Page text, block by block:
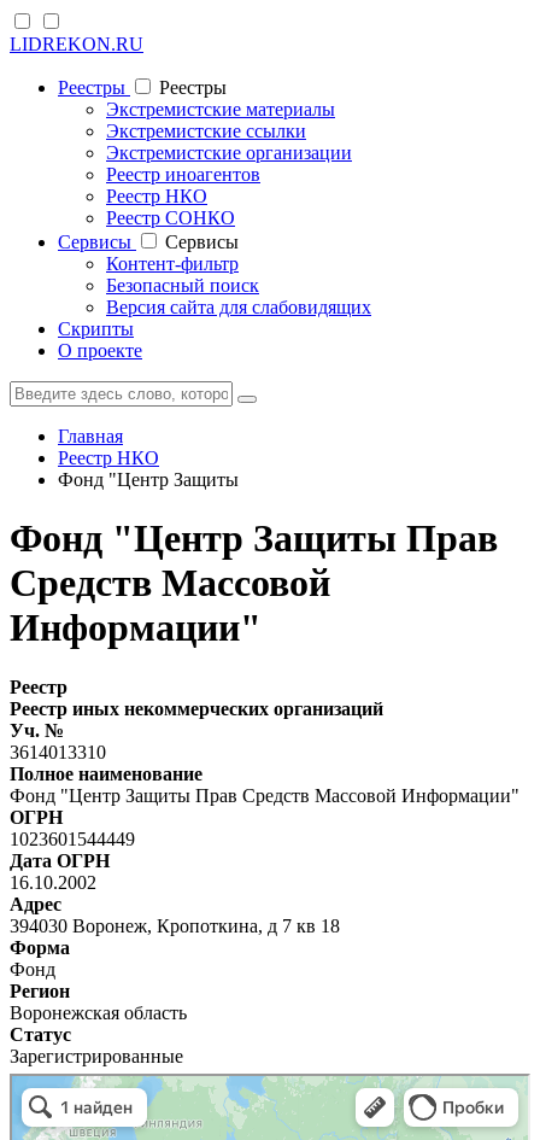
LIDREKON.RU
Реестры
Реестры
Экстремистские материалы
Экстремистские ссылки
Экстремистские организации
Реестр иноагентов
Реестр НКО
Реестр СОНКО
Cервисы
Cервисы
Контент-фильтр
Безопасный поиск
Версия сайта для слабовидящих
Скрипты
О проекте
Главная
Реестр НКО
Фонд "Центр Защиты
Фонд "Центр Защиты Прав
Средств Массовой
Информации"
Реестр
Реестр иных некоммерческих организаций
Уч. №
3614013310
Полное наименование
Фонд "Центр Защиты Прав Средств Массовой Информации"
ОГРН
1023601544449
Дата ОГРН
16.10.2002
Адрес
394030 Воронеж, Кропоткина, д 7 кв 18
Форма
Фонд
Регион
Воронежская область
Статус
Зарегистрированные